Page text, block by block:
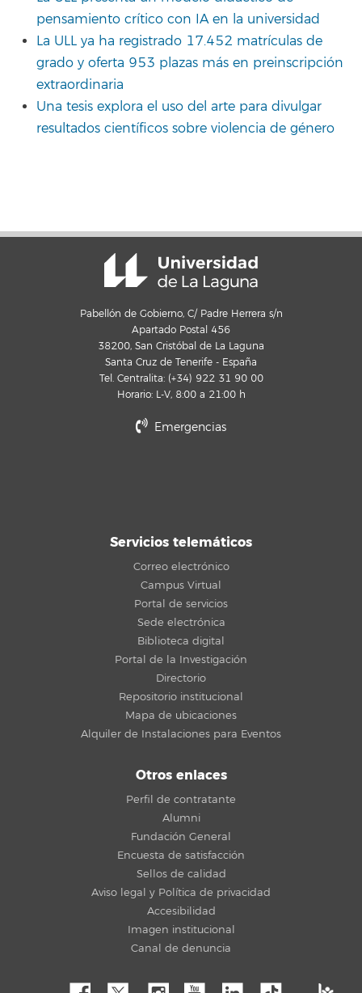
pensamiento crítico con IA en la universidad
La ULL ya ha registrado 17.452 matrículas de
grado y oferta 953 plazas más en preinscripción
extraordinaria
Una tesis explora el uso del arte para divulgar
resultados científicos sobre violencia de género
Pabellón de Gobierno, C/ Padre Herrera s/n
Apartado Postal 456
38200, San Cristóbal de La Laguna
Santa Cruz de Tenerife - España
Tel. Centralita: (+34) 922 31 90 00
Horario: L-V, 8:00 a 21:00 h
Emergencias
Servicios telemáticos
Correo electrónico
Campus Virtual
Portal de servicios
Sede electrónica
Biblioteca digital
Portal de la Investigación
Directorio
Repositorio institucional
Mapa de ubicaciones
Alquiler de Instalaciones para Eventos
Otros enlaces
Perfil de contratante
Alumni
Fundación General
Encuesta de satisfacción
Sellos de calidad
Aviso legal y Política de privacidad
Accesibilidad
Imagen institucional
Canal de denuncia